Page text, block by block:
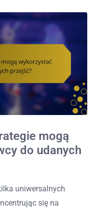
mogą
do udanych
uniwersalnych
się na